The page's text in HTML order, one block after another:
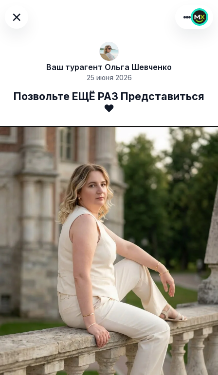
×
Ваш турагент Ольга Шевченко
25 июня 2026
Позвольте ЕЩЁ РАЗ Представиться
❤️